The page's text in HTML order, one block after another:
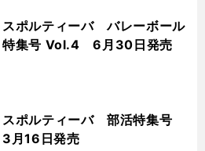
スポルティーバ バレーボール
特集号 Vol.4 6月30日発売
スポルティーバ 部活特集号
3月16日発売